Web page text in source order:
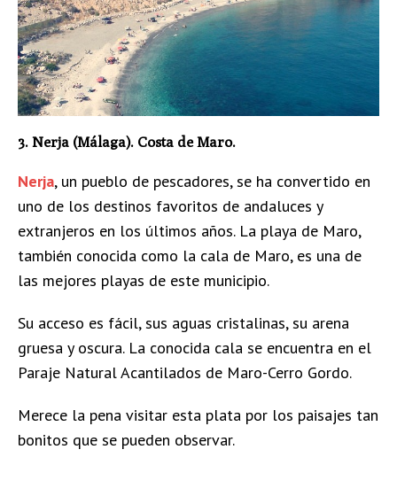
3. Nerja (Málaga). Costa de Maro.
Nerja, un pueblo de pescadores, se ha convertido en
uno de los destinos favoritos de andaluces y
extranjeros en los últimos años. La playa de Maro,
también conocida como la cala de Maro, es una de
las mejores playas de este municipio.
Su acceso es fácil, sus aguas cristalinas, su arena
gruesa y oscura. La conocida cala se encuentra en el
Paraje Natural Acantilados de Maro-Cerro Gordo.
Merece la pena visitar esta plata por los paisajes tan
bonitos que se pueden observar.